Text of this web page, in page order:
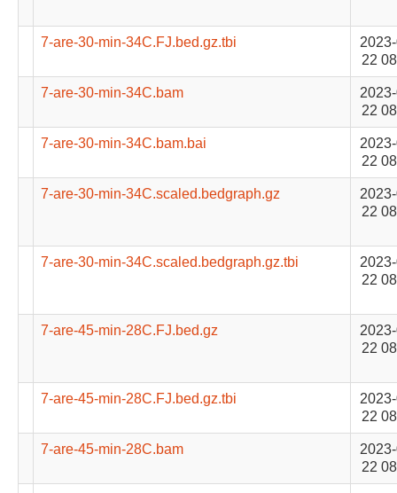
7-are-30-min-34C.FJ.bed.gz.tbi
22
7-are-30-min-34C.bam
22
7-are-30-min-34C.bam.bai
22
7-are-30-min-34C.scaled.bedgraph.gz
22
7-are-30-min-34C.scaled.bedgraph.gz.tbi
22
7-are-45-min-28C.FJ.bed.gz
22
7-are-45-min-28C.FJ.bed.gz.tbi
22
7-are-45-min-28C.bam
22